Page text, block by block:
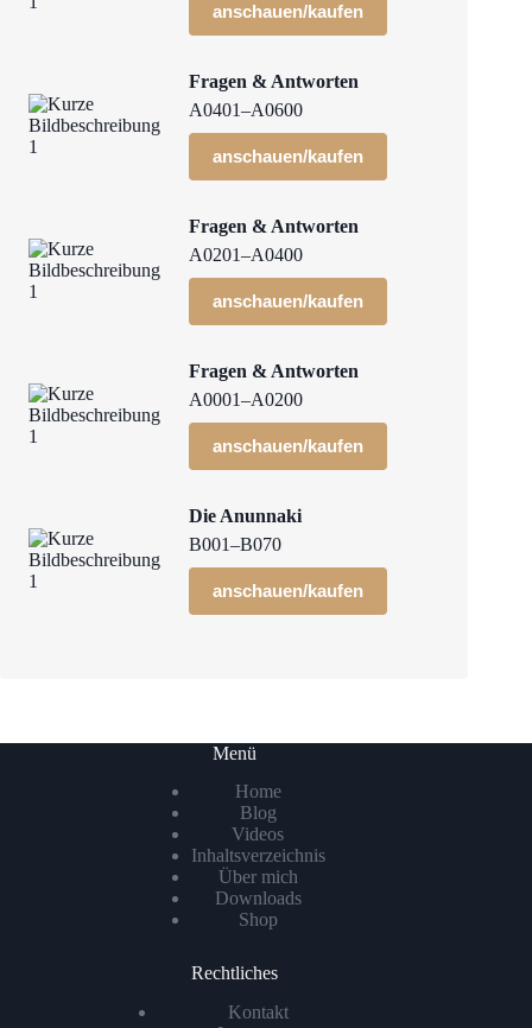
anschauen/kaufen
Fragen & Antworten
A0401–A0600
anschauen/kaufen
Fragen & Antworten
A0201–A0400
anschauen/kaufen
Fragen & Antworten
A0001–A0200
anschauen/kaufen
Die Anunnaki
B001–B070
anschauen/kaufen
Menü
Home
Blog
Videos
Inhaltsverzeichnis
Über mich
Downloads
Shop
Rechtliches
Kontakt